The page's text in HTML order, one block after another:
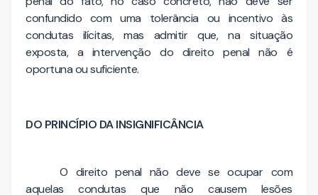
confundido com uma tolerância ou incentivo às
condutas ilícitas, mas admitir que, na situação
exposta, a intervenção do direito penal não é
oportuna ou suficiente.
DO PRINCÍPIO DA INSIGNIFICÂNCIA
O direito penal não deve se ocupar com
aquelas condutas que não causem lesões